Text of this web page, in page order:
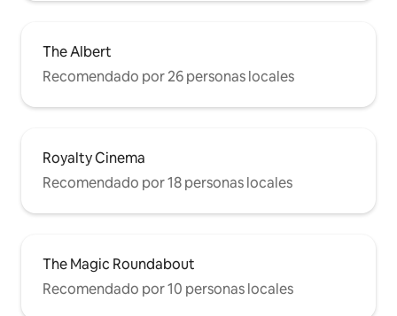
The Albert
Recomendado por 26 personas locales
Royalty Cinema
Recomendado por 18 personas locales
The Magic Roundabout
Recomendado por 10 personas locales